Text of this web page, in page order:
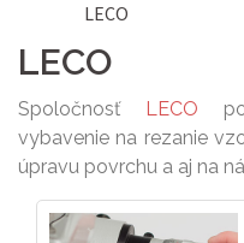
LECO
LECO
Spoločnosť LECO
vybavenie na rezanie
úpravu povrchu a aj na